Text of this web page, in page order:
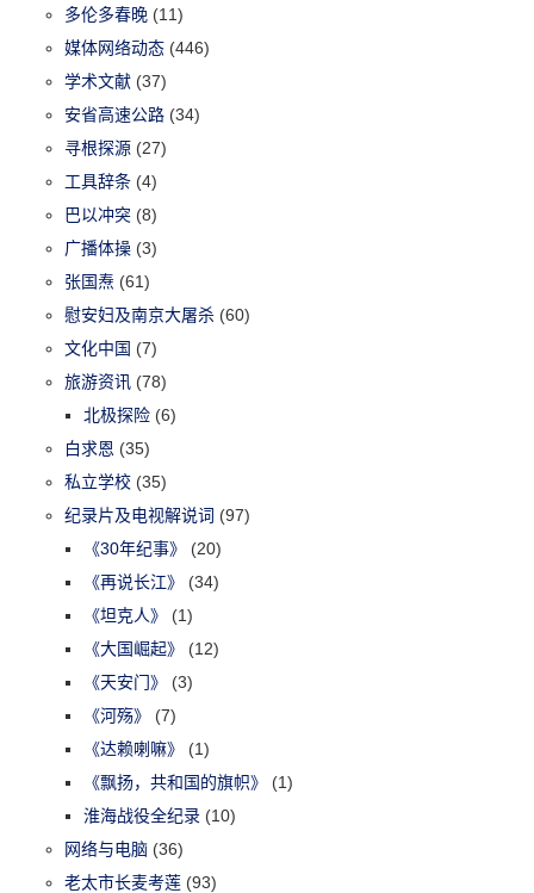
多伦多春晚 (11)
媒体网络动态 (446)
学术文献 (37)
安省高速公路 (34)
寻根探源 (27)
工具辞条 (4)
巴以冲突 (8)
广播体操 (3)
张国焘 (61)
慰安妇及南京大屠杀 (60)
文化中国 (7)
旅游资讯 (78)
北极探险 (6)
白求恩 (35)
私立学校 (35)
纪录片及电视解说词 (97)
《30年纪事》
(20)
《再说长江》
(34)
《坦克人》
(1)
《大国崛起》
(12)
《天安门》
(3)
《河殇》
(7)
《达赖喇嘛》
(1)
《飘扬，共和国的旗帜》
(1)
淮海战役全纪录 (10)
网络与电脑 (36)
老太市长麦考莲 (93)